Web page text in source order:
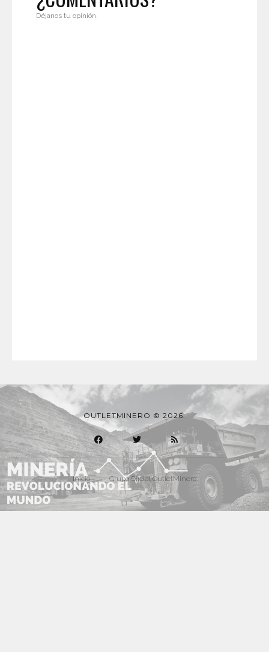
Déjanos tu opinión.
OUTLETMINERO © 2026.
Inicio Grupo Oficial OutletMinero